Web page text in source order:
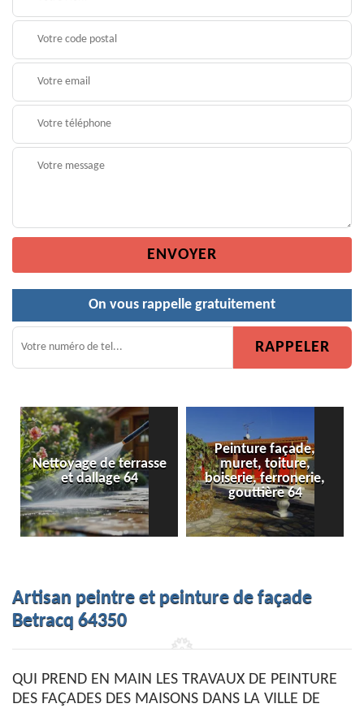
On vous rappelle gratuitement
Nettoyage de terrasse
et dallage 64
Peinture façade,
muret, toiture,
boiserie, ferronerie,
gouttière 64
Artisan peintre et peinture de façade
Betracq 64350
QUI PREND EN MAIN LES TRAVAUX DE PEINTURE
DES FAÇADES DES MAISONS DANS LA VILLE DE